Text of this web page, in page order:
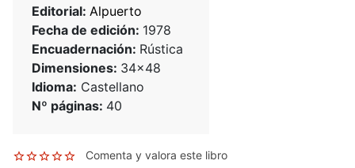
Editorial: Alpuerto
Fecha de edición: 1978
Encuadernación: Rústica
Dimensiones: 34x48
Idioma: Castellano
Nº páginas: 40
Comenta y valora este libro